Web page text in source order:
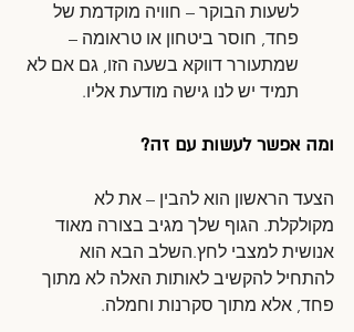
לשעות הבוקר – חוויה מוקדמת של
פחד, חוסר ביטחון או טראומה –
שמתעורר דווקא בשעה הזו, גם אם לא
תמיד יש לנו גישה מודעת אליו.
ומה אפשר לעשות עם זה?
הצעד הראשון הוא להבין – את לא
מקולקלת. הגוף שלך מגיב בצורה מאוד
אנושית למצבי לחץ.השלב הבא הוא
להתחיל להקשיב לאותות האלה לא מתוך
פחד, אלא מתוך סקרנות וחמלה.